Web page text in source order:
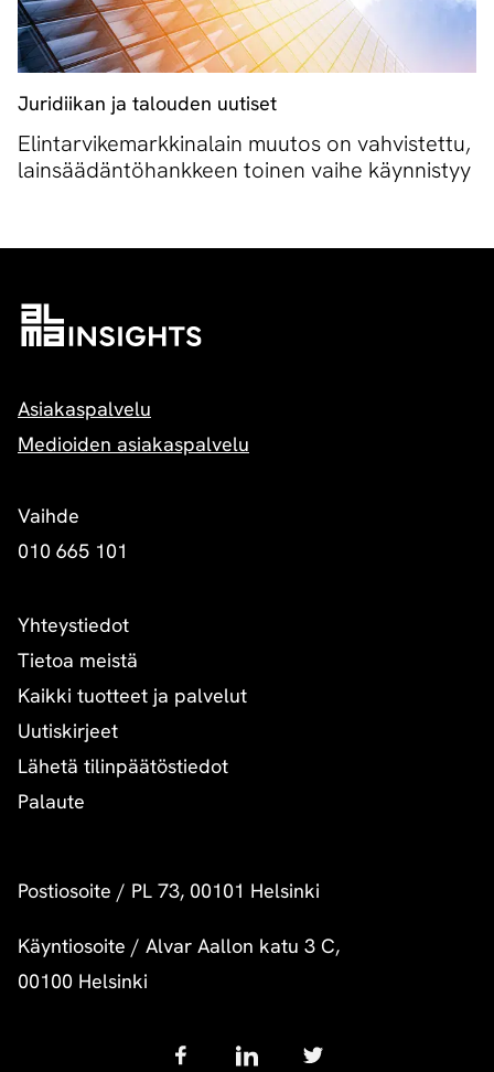
Juridiikan ja talouden uutiset
Elintarvikemarkkinalain muutos on vahvistettu,
lainsäädäntöhankkeen toinen vaihe käynnistyy
Asiakaspalvelu
Medioiden asiakaspalvelu
Vaihde
010 665 101
Yhteystiedot
Tietoa meistä
Kaikki tuotteet ja palvelut
Uutiskirjeet
Lähetä tilinpäätöstiedot
Palaute
Postiosoite / PL 73, 00101 Helsinki
Käyntiosoite / Alvar Aallon katu 3 C,
00100 Helsinki